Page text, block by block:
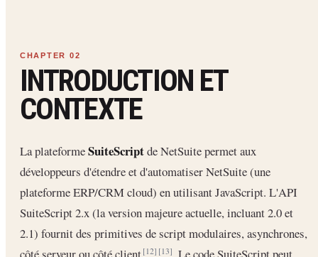
INTRODUCTION ET
CONTEXTE
La plateformeSuiteScriptde NetSuite permet aux
développeurs d'étendre et d'automatiser NetSuite (une
plateforme ERP/CRM cloud) en utilisant JavaScript. L'API
SuiteScript 2.x (la version majeure actuelle, incluant 2.0 et
2.1) fournit des primitives de script modulaires, asynchrones,
[12] [13]